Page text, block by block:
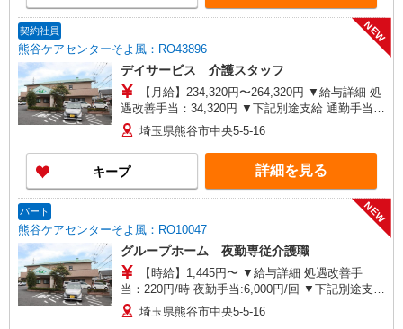
円） ※2025年6月支給実績 ※処遇改善手当は試用
契約社員
熊谷ケアセンターそよ風：RO43896
NEW
デイサービス 介護スタッフ
【月給】234,320円〜264,320円 ▼給与詳細 処
遇改善手当：34,320円 ▼下記別途支給 通勤手当
年末年始手当：380円/時 寸志あり：年2回（6月・
12月） ※業績による 特別報酬：平均33.8万円（最
高額130万円） ※2025年6月支給実績 ※処遇改善
手当は試用期間中(3ヶ月)は支給なし
埼玉県熊谷市中央5-5-16
キープ 詳細を見る
パート
熊谷ケアセンターそよ風：RO10047
NEW
グループホーム 夜勤専従介護職
【時給】1,445円〜 ▼給与詳細 処遇改善手
当：220円/時 夜勤手当:6,000円/回 ▼下記別途支給
通勤手当 年末年始手当：380円/時 寸志あり：年2
回（6月・12月） ※業績による ※処遇改善手当は
埼玉県熊谷市中央5-5-16